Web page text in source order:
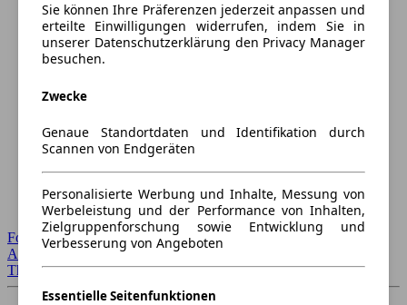
Forum Startseite
Alle Auto-Foren
Themen-Forum
Sie können Ihre Präferenzen jederzeit anpassen und
erteilte Einwilligungen widerrufen, indem Sie in
unserer Datenschutzerklärung den Privacy Manager
besuchen.
Zwecke
Genaue Standortdaten und Identifikation durch
Scannen von Endgeräten
Personalisierte Werbung und Inhalte, Messung von
Werbeleistung und der Performance von Inhalten,
Zielgruppenforschung sowie Entwicklung und
Verbesserung von Angeboten
Essentielle Seitenfunktionen